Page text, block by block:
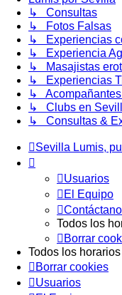
↳ Consultas
↳ Fotos Falsas
↳ Experiencias
↳ Experiencia
↳ Masajistas
↳ Experiencias
↳
↳ Clubs en
↳ Consultas &
Sevilla Lumis,
Usuarios
El Equipo
Todos los
Borrar
Todos los
Borrar cookies
Usuarios